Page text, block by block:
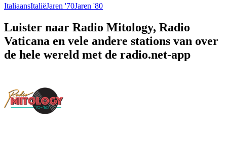
ItaliaansItaliëJaren '70Jaren '80
Luister naar Radio Mitology, Radio
Vaticana en vele andere stations van over
de hele wereld met de radio.net-app